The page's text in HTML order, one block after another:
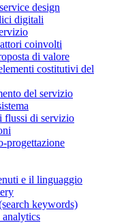
design
digitali
coinvolti
di valore
costitutivi del
del servizio
flussi di servizio
progettazione
e il linguaggio
keywords)
analytics